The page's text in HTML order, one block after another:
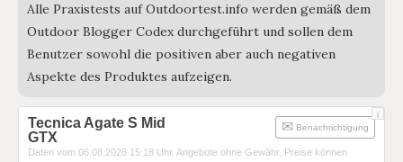
Alle Praxistests auf Outdoortest.info werden gemäß dem
Outdoor Blogger Codex durchgeführt und sollen dem
Benutzer sowohl die positiven aber auch negativen
Aspekte des Produktes aufzeigen.
i
Tecnica Agate S Mid
GTX
Benachrichtigung
Daten vom 06.08.2026 15:18 Uhr. Angebote ohne Gewähr, Preise können